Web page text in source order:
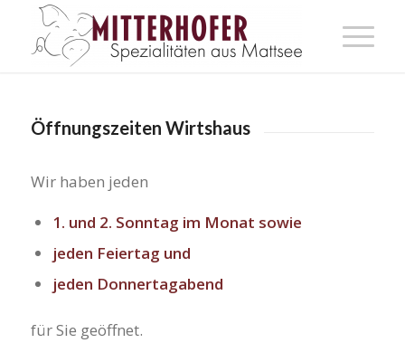
Öffnungszeiten Wirtshaus
Wir haben jeden
1. und 2. Sonntag im Monat sowie
jeden Feiertag und
jeden Donnertagabend
für Sie geöffnet.